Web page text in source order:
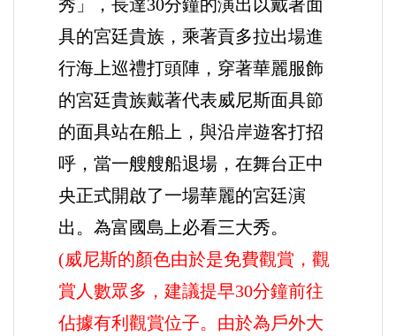
秀」，長達30分鐘的演出以戴著面
具的宮廷貴族，乘著貢多拉出場進
行海上巡禮打頭陣，穿著華麗服飾
的宮廷貴族戴著代表威尼斯面具節
的面具站在船上，與沿岸遊客打招
呼，當一艘艘船退場，在舞台正中
央正式開啟了一場華麗的宮廷演
出。為富國島上必看三大秀。
(威尼斯的顏色由於是免費觀賞，觀
賞人數眾多，建議提早30分鐘前往
佔據有利觀賞位子。由於為戶外大